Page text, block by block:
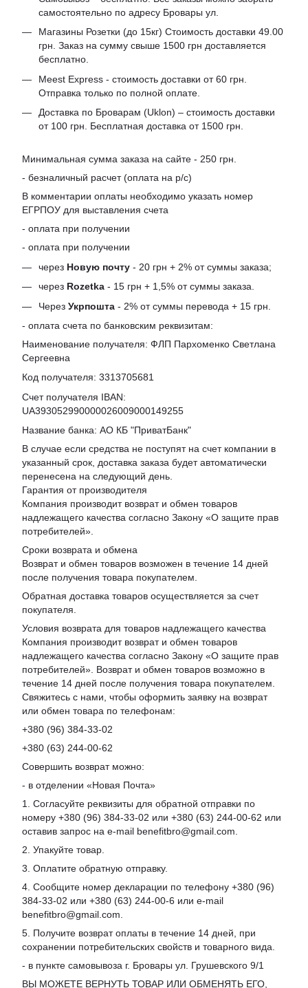
самостоятельно по адресу Бровары ул.
Магазины Розетки (до 15кг) Стоимость доставки 49.00
грн. Заказ на сумму свыше 1500 грн доставляется
бесплатно.
Meest Express - стоимость доставки от 60 грн.
Отправка только по полной оплате.
Доставка по Броварам (Uklon) – стоимость доставки
от 100 грн. Бесплатная доставка от 1500 грн.
Минимальная сумма заказа на сайте - 250 грн.
- безналичный расчет (оплата на р/с)
В комментарии оплаты необходимо указать номер
ЕГРПОУ для выставления счета
- оплата при получении
- оплата при получении
через Новую почту - 20 грн + 2% от суммы заказа;
через Rozetka - 15 грн + 1,5% от суммы заказа.
Через Укрпошта - 2% от суммы перевода + 15 грн.
- оплата счета по банковским реквизитам:
Наименование получателя: ФЛП Пархоменко Светлана
Сергеевна
Код получателя: 3313705681
Счет получателя IBAN:
UA393052990000026009000149255
Название банка: АО КБ "ПриватБанк"
В случае если средства не поступят на счет компании в
указанный срок, доставка заказа будет автоматически
перенесена на следующий день.
Гарантия от производителя
Компания производит возврат и обмен товаров
надлежащего качества согласно Закону «О защите прав
потребителей».
Сроки возврата и обмена
Возврат и обмен товаров возможен в течение 14 дней
после получения товара покупателем.
Обратная доставка товаров осуществляется за счет
покупателя.
Условия возврата для товаров надлежащего качества
Компания производит возврат и обмен товаров
надлежащего качества согласно Закону «О защите прав
потребителей». Возврат и обмен товаров возможно в
течение 14 дней после получения товара покупателем.
Свяжитесь с нами, чтобы оформить заявку на возврат
или обмен товара по телефонам:
+380 (96) 384-33-02
+380 (63) 244-00-62
Совершить возврат можно:
- в отделении «Новая Почта»
1. Согласуйте реквизиты для обратной отправки по
номеру +380 (96) 384-33-02 или +380 (63) 244-00-62 или
оставив запрос на e-mail benefitbro@gmail.com.
2. Упакуйте товар.
3. Оплатите обратную отправку.
4. Сообщите номер декларации по телефону +380 (96)
384-33-02 или +380 (63) 244-00-6 или e-mail
benefitbro@gmail.com.
5. Получите возврат оплаты в течение 14 дней, при
сохранении потребительских свойств и товарного вида.
- в пункте самовывоза г. Бровары ул. Грушевского 9/1
ВЫ МОЖЕТЕ ВЕРНУТЬ ТОВАР ИЛИ ОБМЕНЯТЬ ЕГО,